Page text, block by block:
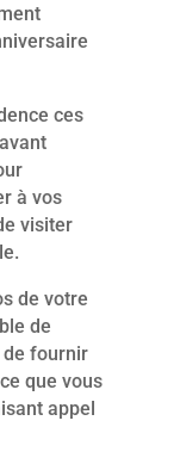
ces
à vos
visiter
de votre
de
fournir
que vous
appel